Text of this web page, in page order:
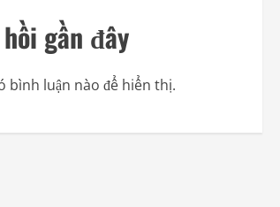
gần đây
bình luận nào để hiển thị.